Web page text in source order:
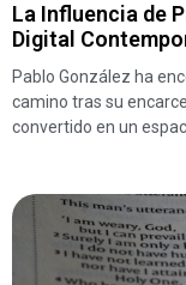
La Influencia de
Digital
Pablo González ha
camino tras su
convertido en un